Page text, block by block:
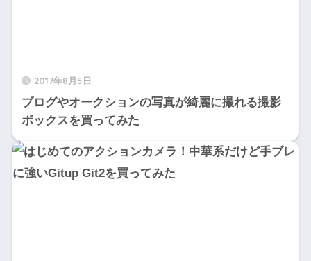
2017年8月5日
ブログやオークションの写真が綺麗に撮れる撮影
ボックスを買ってみた